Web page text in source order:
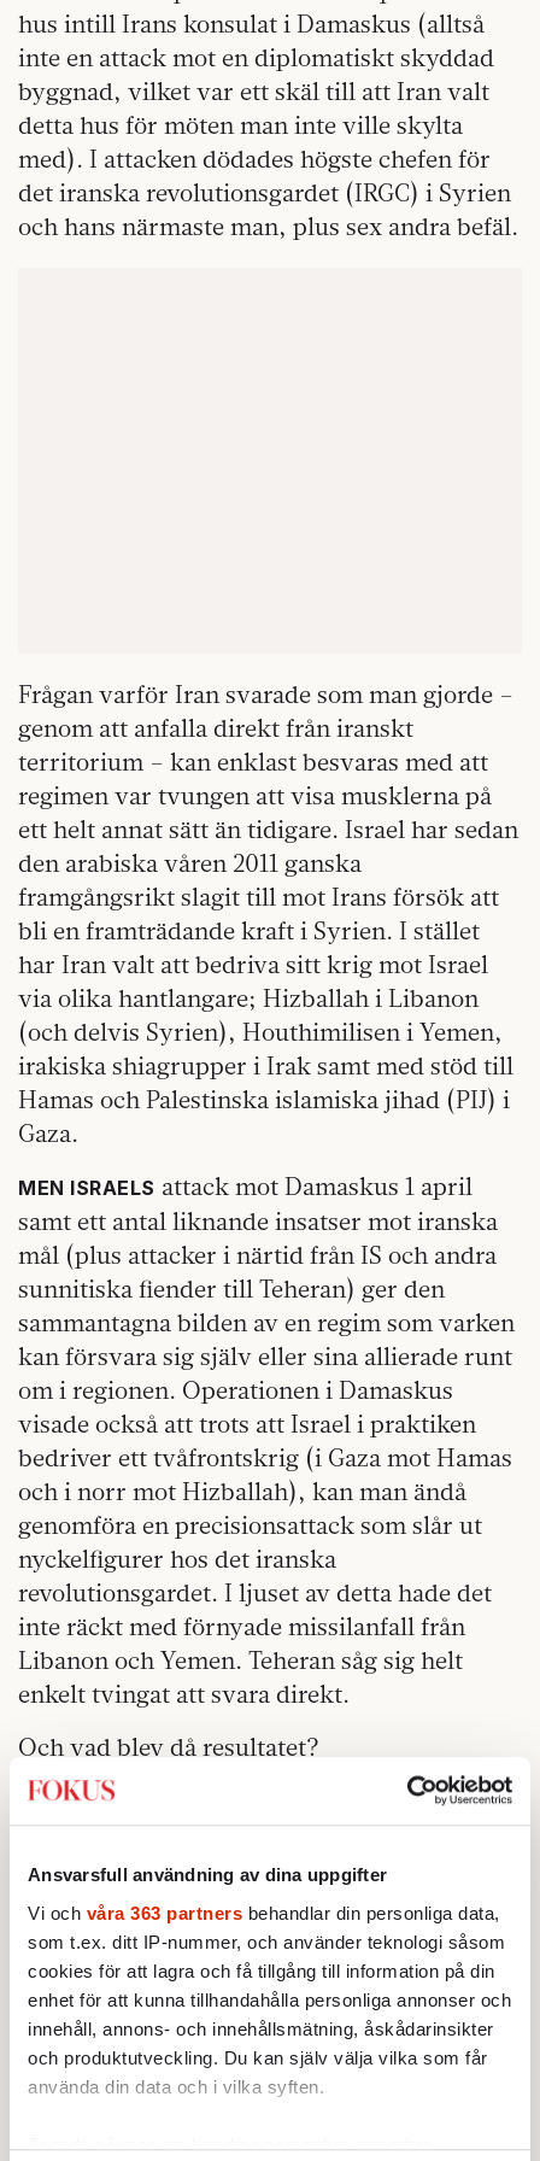
Ansvarsfull användning av dina uppgifter
Vi och våra 363 partners behandlar din personliga data,
som t.ex. ditt IP-nummer, och använder teknologi såsom
cookies för att lagra och få tillgång till information på din
enhet för att kunna tillhandahålla personliga annonser och
innehåll, annons- och innehållsmätning, åskådarinsikter
och produktutveckling. Du kan själv välja vilka som får
använda din data och i vilka syften.
Ta reda på mer om hur dina personliga uppgifter
hus intill Irans konsulat i Damaskus (alltså
inte en attack mot en diplomatiskt skyddad
byggnad, vilket var ett skäl till att Iran valt
detta hus för möten man inte ville skylta
med). I attacken dödades högste chefen för
det iranska revolutionsgardet (IRGC) i Syrien
och hans närmaste man, plus sex andra befäl.
Frågan varför Iran svarade som man gjorde –
genom att anfalla direkt från iranskt
territorium – kan enklast besvaras med att
regimen var tvungen att visa musklerna på
ett helt annat sätt än tidigare. Israel har sedan
den arabiska våren 2011 ganska
framgångsrikt slagit till mot Irans försök att
bli en framträdande kraft i Syrien. I stället
har Iran valt att bedriva sitt krig mot Israel
via olika hantlangare; Hizballah i Libanon
(och delvis Syrien), Houthimilisen i Yemen,
irakiska shiagrupper i Irak samt med stöd till
Hamas och Palestinska islamiska jihad (PIJ) i
Gaza.
MEN ISRAELS attack mot Damaskus 1 april
samt ett antal liknande insatser mot iranska
mål (plus attacker i närtid från IS och andra
sunnitiska fiender till Teheran) ger den
sammantagna bilden av en regim som varken
kan försvara sig själv eller sina allierade runt
om i regionen. Operationen i Damaskus
visade också att trots att Israel i praktiken
bedriver ett tvåfrontskrig (i Gaza mot Hamas
och i norr mot Hizballah), kan man ändå
genomföra en precisionsattack som slår ut
nyckelfigurer hos det iranska
revolutionsgardet. I ljuset av detta hade det
inte räckt med förnyade missilanfall från
Libanon och Yemen. Teheran såg sig helt
enkelt tvingat att svara direkt.
Och vad blev då resultatet?
Jo, 99 procent av omkring 350 missiler och
drönare sköts ned. Det var inte bara en
uppvisning i hur effektivt det israeliska
missilförsvaret är. Än viktigare var att det
initiativ som Benny Gantz – tidigare
försvarsgrenschef och även försvarsminister
– har arbetat för under flera år, Middle East
Air Defence Alliance, visade sig högeffektivt.
Amerikanskt, brittiskt och franskt stridsflyg
var involverat, men mest intressant är att